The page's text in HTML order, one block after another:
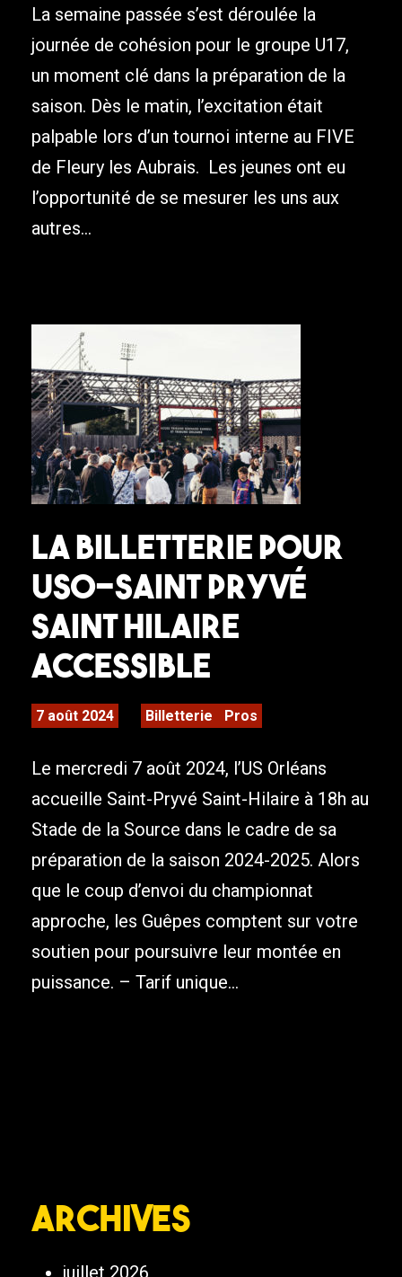
La semaine passée s’est déroulée la
journée de cohésion pour le groupe U17,
un moment clé dans la préparation de la
saison. Dès le matin, l’excitation était
palpable lors d’un tournoi interne au FIVE
de Fleury les Aubrais. Les jeunes ont eu
l’opportunité de se mesurer les uns aux
autres...
La billetterie pour
USO-Saint Pryvé
Saint Hilaire
accessible
7 août 2024 Billetterie Pros
Le mercredi 7 août 2024, l’US Orléans
accueille Saint-Pryvé Saint-Hilaire à 18h au
Stade de la Source dans le cadre de sa
préparation de la saison 2024-2025. Alors
que le coup d’envoi du championnat
approche, les Guêpes comptent sur votre
soutien pour poursuivre leur montée en
puissance. – Tarif unique...
Archives
juillet 2026